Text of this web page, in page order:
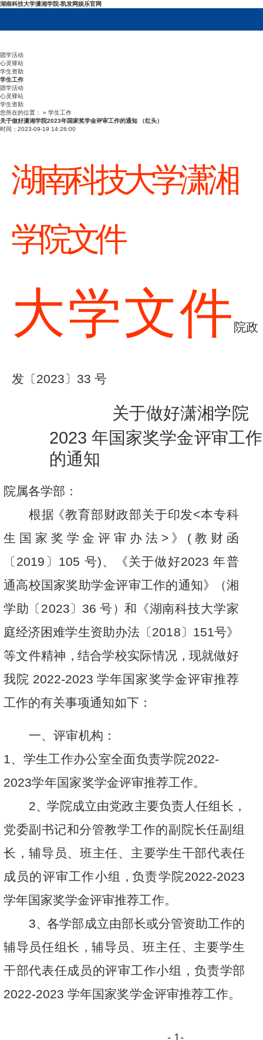
湖南科技大学潇湘学院-凯发网娱乐官网
团学活动
心灵驿站
学生资助
学生工作
团学活动
心灵驿站
学生资助
您所在的位置： » 学生工作
关于做好潇湘学院2023年国家奖学金评审工作的通知 （红头）
时间：2023-09-19 14:26:00
湖南科技大学潇湘
学院文件
大学文件 院政
发 〔 2023 〕 33号
关于做好潇湘学院
2023 年国家奖学金评审工作
的通知
院属各学部：
根据《教育部财政部关于印发<本专科
生 国 家奖学金评审办 法 >》 ( 教 财函
〔 2019 〕 105 号)、 《关于做好2023 年普
通高校国家奖助学金评审工作的通知》 （湘
学助 〔 2023〕 36 号）和 《湖南科技大学家
庭经济困难学生资助办法 〔2018〕 151号》
等文件精神 ， 结合学校实际情况 ， 现就做好
我院 2022-2023 学年国 家奖学金评审推荐
工作的有关事项通知如下 ：
一、评审机构 ：
1、 学生工作办公室全面负责学院2022-
2023学年国家奖学金评审推荐工作。
2、学院成立由党政主要负责人任组长 ，
党委副 书记和分管教学工作的副院长任副组
长，辅导员、班主任、主要学生干部代表任
成员的评审工作小组 ， 负责学院2022-2023
学年国家奖学金评审推荐工作。
3、各学部成立由部长或分管资助工作的
辅导员任组长 ， 辅导 员、班主任、主要学生
干部代表任成员的评审工作小组，负责学部
2022-2023学年国家奖学金评审推荐工作。
- 1-